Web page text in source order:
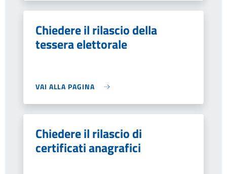
Chiedere il rilascio della
tessera elettorale
VAI ALLA PAGINA
Chiedere il rilascio di
certificati anagrafici